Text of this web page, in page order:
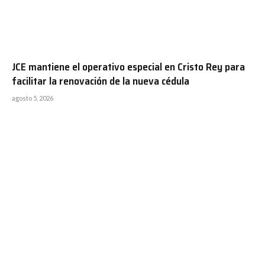
JCE mantiene el operativo especial en Cristo Rey para
facilitar la renovación de la nueva cédula
agosto 5, 2026